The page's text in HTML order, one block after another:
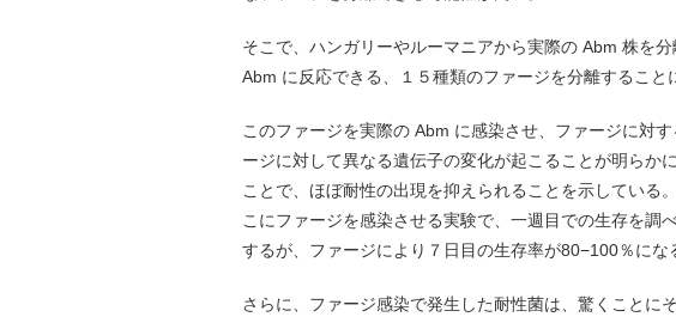
そこで、ハンガリーやルーマニアから実際の Abm 株を
Abm に反応できる、１５種類のファージを分離すること
このファージを実際の Abm に感染させ、ファージに対
ージに対して異なる遺伝子の変化が起こることが明らか
ことで、ほぼ耐性の出現を抑えられることを示している
こにファージを感染させる実験で、一週目での生存を調
するが、ファージにより７日目の生存率が80−100％にな
さらに、ファージ感染で発生した耐性菌は、驚くことに